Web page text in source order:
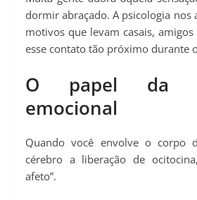
dormir abraçado. A psicologia nos
motivos que levam casais,
esse contato tão próximo durante
O papel da
emocional
Quando você envolve o corpo
cérebro a liberação de
afeto”.